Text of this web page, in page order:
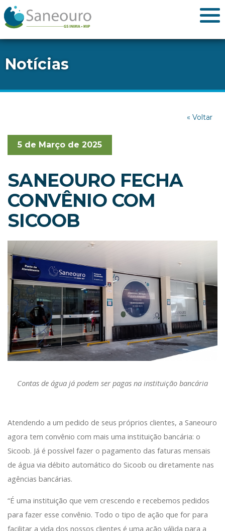
Notícias
« Voltar
5 de Março de 2025
SANEOURO FECHA
CONVÊNIO COM
SICOOB
Contas de água já podem ser pagas na instituição bancária
Atendendo a um pedido de seus próprios clientes, a Saneouro
agora tem convênio com mais uma instituição bancária: o
Sicoob. Já é possível fazer o pagamento das faturas mensais
de água via débito automático do Sicoob ou diretamente nas
agências bancárias.
“É uma instituição que vem crescendo e recebemos pedidos
para fazer esse convênio. Todo o tipo de ação que for para
facilitar a vida dos nossos clientes é uma ação válida para a